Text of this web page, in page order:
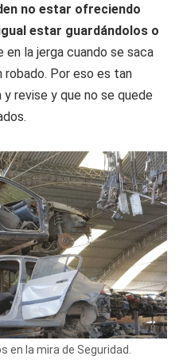
no estar ofreciendo
estar guardándolos o
en la jerga cuando se saca
Por eso es tan
revise y que no se quede
en la mira de Seguridad.